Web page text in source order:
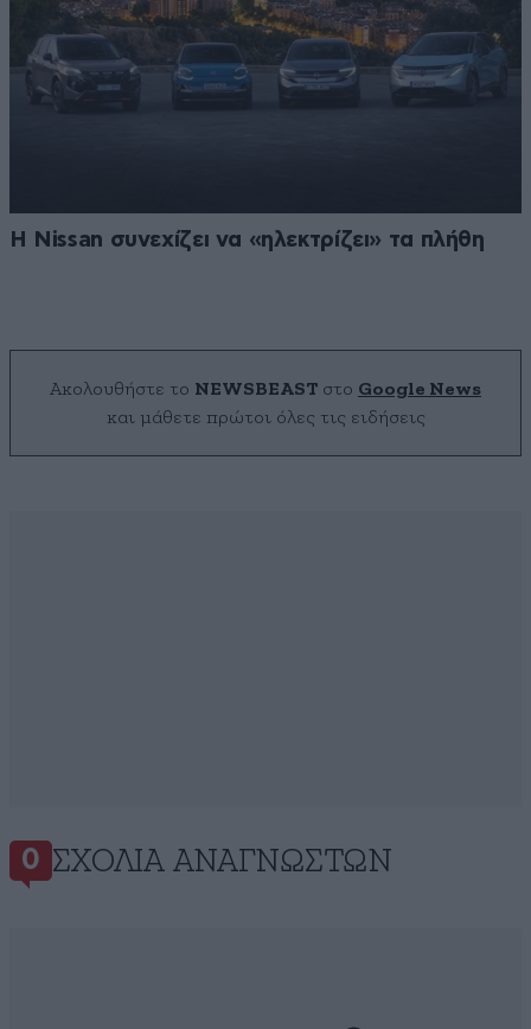
Η Nissan συνεχίζει να «ηλεκτρίζει» τα πλήθη
Ακολουθήστε το NEWSBEAST στο Google News
και μάθετε πρώτοι όλες τις ειδήσεις
0 ΣΧΌΛΙΑ ΑΝΑΓΝΩΣΤΏΝ